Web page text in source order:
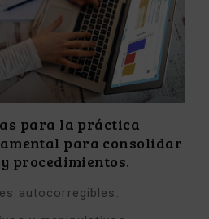
para la práctica
para consolidar
procedimientos.
autocorregibles.